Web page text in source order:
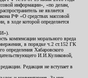
информации», «по делам,
не является
РФ «О средствах массовой
в ходе которой определяется
компенсации морального вреда
в порядке ч.2 ст.152 ГК
определения Хабаровского
И.И.Куликовой,
Редакция не вступает в